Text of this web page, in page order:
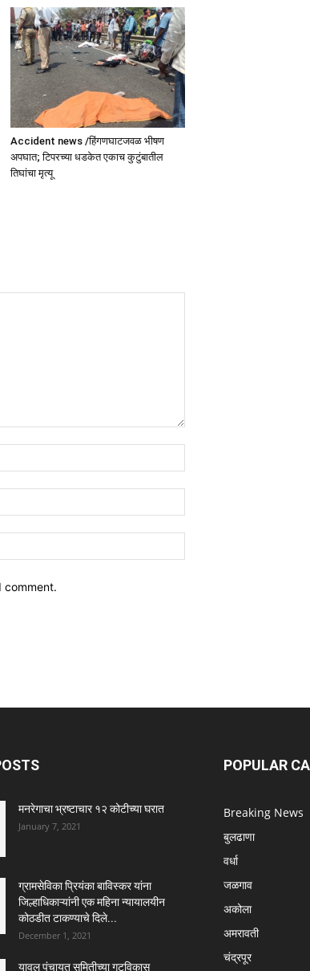
Accident news /हिंगणघाटजवळ भीषण
अपघात; टिपरच्या धडकेत एकाच कुटुंबातील
तिघांचा मृत्यू
comment.
मनरेगाचा भ्रष्टाचार १२ कोटीच्या घरात
January 7, 2021
ग्रामसेविका प्रियंका बाविस्कर यांना
जिल्हाधिकाऱ्यांनी एक महिना न्यायालयीन
कोठडीत टाकण्याचे दिले...
December 1, 2021
यावल पंचायत समितीच्या गटविकास
POPULAR
Breaking News
बुलढाणा
वर्धा
जळगाव
अकोला
अमरावती
चंद्रपूर